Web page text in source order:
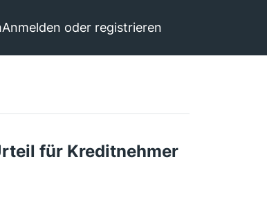
Anmelden oder registrieren
für Kreditnehmer